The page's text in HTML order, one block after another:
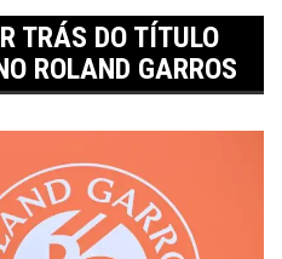
TRÁS DO TÍTULO
ROLAND GARROS